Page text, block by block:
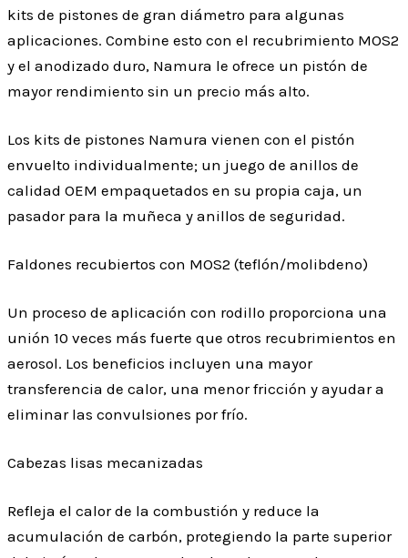
kits de pistones de gran diámetro para algunas
aplicaciones. Combine esto con el recubrimiento MOS2
y el anodizado duro, Namura le ofrece un pistón de
mayor rendimiento sin un precio más alto.
Los kits de pistones Namura vienen con el pistón
envuelto individualmente; un juego de anillos de
calidad OEM empaquetados en su propia caja, un
pasador para la muñeca y anillos de seguridad.
Faldones recubiertos con MOS2 (teflón/molibdeno)
Un proceso de aplicación con rodillo proporciona una
unión 10 veces más fuerte que otros recubrimientos en
aerosol. Los beneficios incluyen una mayor
transferencia de calor, una menor fricción y ayudar a
eliminar las convulsiones por frío.
Cabezas lisas mecanizadas
Refleja el calor de la combustión y reduce la
acumulación de carbón, protegiendo la parte superior